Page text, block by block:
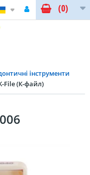
(0)
інструменти
File (К-файл)